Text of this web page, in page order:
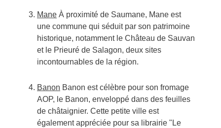
ManeÀ proximité de Saumane, Mane est
une commune qui séduit par son patrimoine
historique, notamment le Château de Sauvan
et le Prieuré de Salagon, deux sites
incontournables de la région.
Banon Banon est célèbre pour son fromage
AOP, le Banon, enveloppé dans des feuilles
de châtaignier. Cette petite ville est
également appréciée pour sa librairie "Le